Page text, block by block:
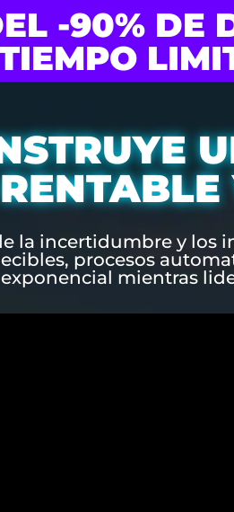
-90% DE
la incertidumbre y los
procesos
exponencial mientras